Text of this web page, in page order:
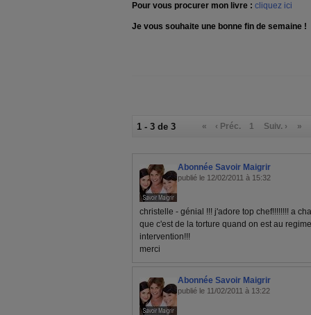
Pour vous procurer mon livre : cliquez ici
Je vous souhaite une bonne fin de semaine !
1 - 3 de 3 « ‹ Préc. 1 Suiv. › »
Abonnée Savoir Maigrir
publié le 12/02/2011 à 15:32
christelle - génial !!! j'adore top chef!!!!!!!! a
que c'est de la torture quand on est au
intervention!!!
merci
Abonnée Savoir Maigrir
publié le 11/02/2011 à 13:22